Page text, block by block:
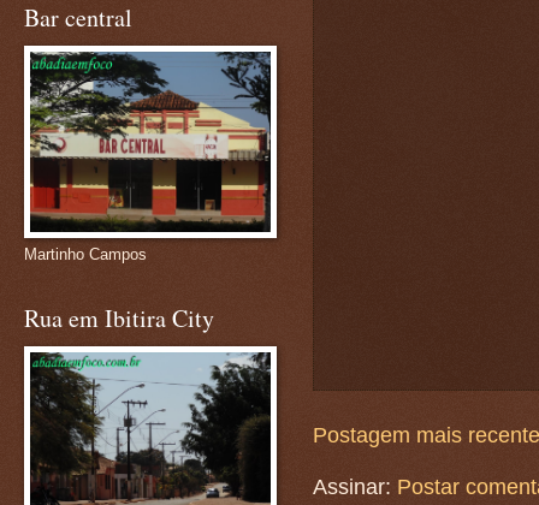
Postagem mais recente
Assinar: Postar
Bar central
Martinho Campos
Rua em Ibitira City